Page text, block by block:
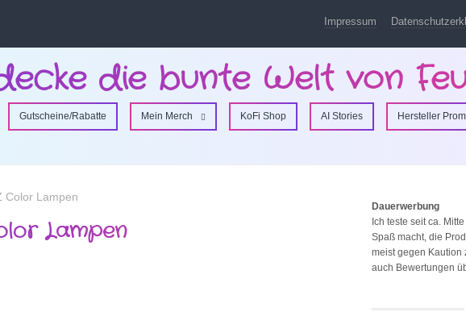
Impressum
die bunte Welt von
Gutscheine/Rabatte Mein Merch KoFi Shop AI Stories Hersteller
Color Lampen
Lampen
Dauerwerbung
Ich teste seit ca.
Spaß macht, die
meist gegen Kaution
auch Bewertungen